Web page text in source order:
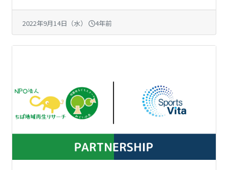
2022年9月14日（水） 4年前